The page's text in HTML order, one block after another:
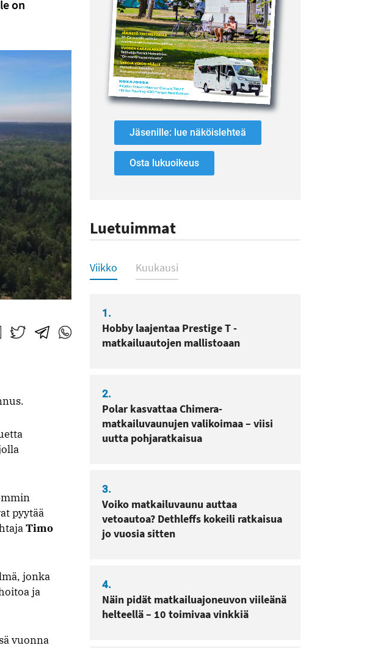
on
Jaa
Jaa
Telegrammissa
Jaa
WhatsAppissa
pyytää
Timo
jonka
ja
vuonna
Jäsenille: lue näköislehteä
Osta lukuoikeus
Luetuimmat
Luetuimmat
Viikko Kuukausi
1.
Hobby laajentaa Prestige T -
matkailuautojen mallistoaan
2.
Polar kasvattaa Chimera-
matkailuvaunujen valikoimaa – viisi
uutta pohjaratkaisua
3.
Voiko matkailuvaunu auttaa
vetoautoa? Dethleffs kokeili ratkaisua
jo vuosia sitten
4.
Näin pidät matkailuajoneuvon viileänä
helteellä – 10 toimivaa vinkkiä